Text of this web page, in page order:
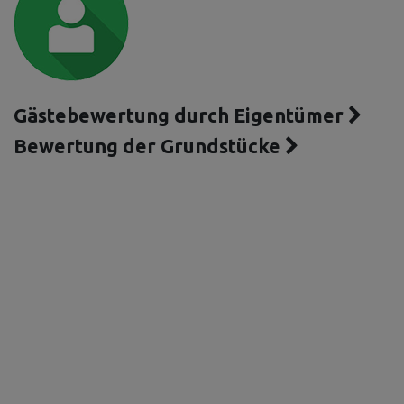
Gästebewertung durch Eigentümer
Bewertung der Grundstücke